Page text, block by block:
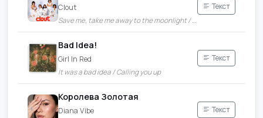
Clout
Save me, take me away to the moonlight / The people around me don't feel right
Текст
Bad Idea!
Girl In Red
It was a bad idea / Calling you up
Текст
Королева Золотая
Diana Vibe
Текст